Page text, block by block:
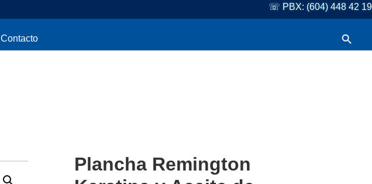
☏ PBX: (604) 448 42 19
Contacto
Buscar:
Plancha Remington